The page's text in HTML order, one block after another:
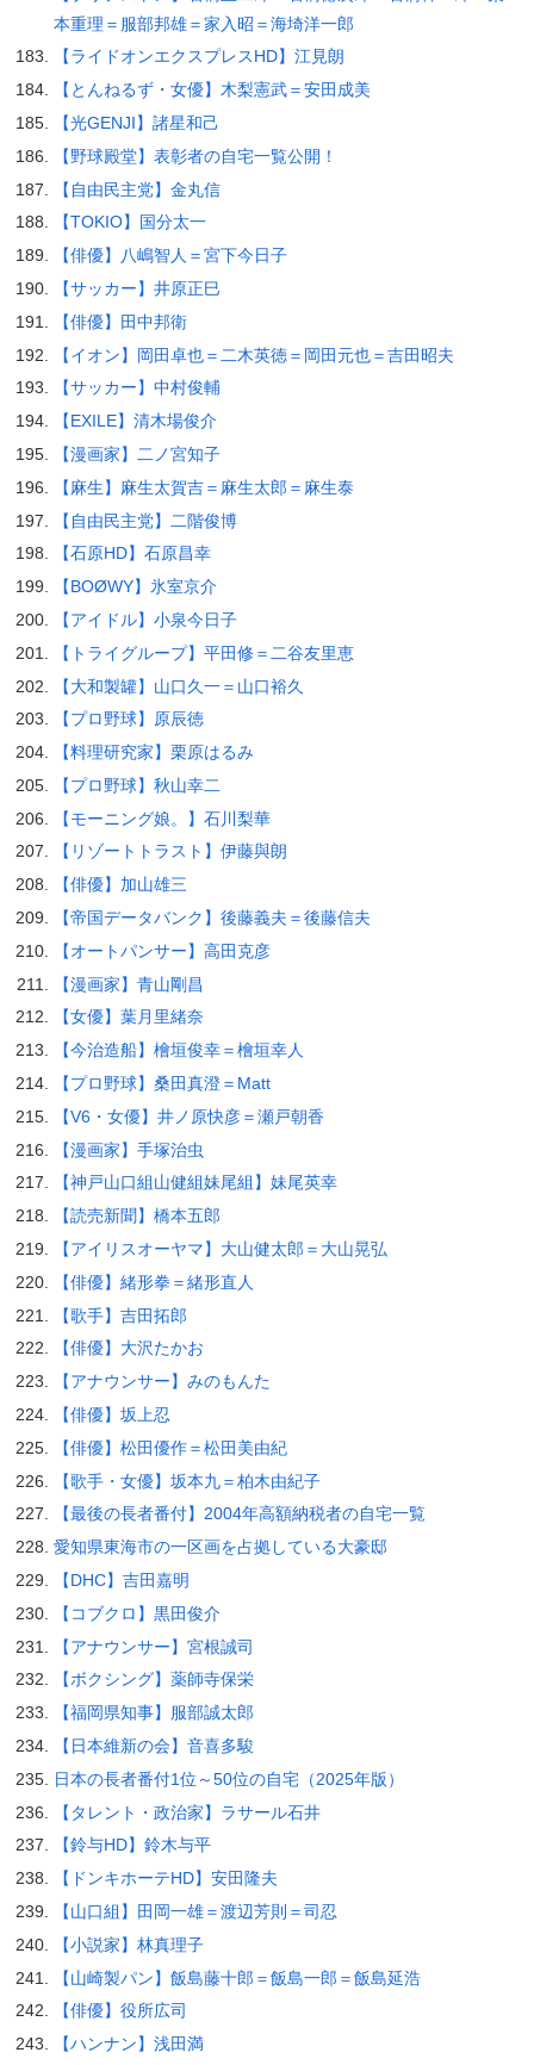
本重理＝服部邦雄＝家入昭＝海埼洋一郎
【ライドオンエクスプレスHD】江見朗
【とんねるず・女優】木梨憲武＝安田成美
【光GENJI】諸星和己
【野球殿堂】表彰者の自宅一覧公開！
【自由民主党】金丸信
【TOKIO】国分太一
【俳優】八嶋智人＝宮下今日子
【サッカー】井原正巳
【俳優】田中邦衛
【イオン】岡田卓也＝二木英徳＝岡田元也＝吉田昭夫
【サッカー】中村俊輔
【EXILE】清木場俊介
【漫画家】二ノ宮知子
【麻生】麻生太賀吉＝麻生太郎＝麻生泰
【自由民主党】二階俊博
【石原HD】石原昌幸
【BOØWY】氷室京介
【アイドル】小泉今日子
【トライグループ】平田修＝二谷友里恵
【大和製罐】山口久一＝山口裕久
【プロ野球】原辰徳
【料理研究家】栗原はるみ
【プロ野球】秋山幸二
【モーニング娘。】石川梨華
【リゾートトラスト】伊藤與朗
【俳優】加山雄三
【帝国データバンク】後藤義夫＝後藤信夫
【オートパンサー】高田克彦
【漫画家】青山剛昌
【女優】葉月里緒奈
【今治造船】檜垣俊幸＝檜垣幸人
【プロ野球】桑田真澄＝Matt
【V6・女優】井ノ原快彦＝瀬戸朝香
【漫画家】手塚治虫
【神戸山口組山健組妹尾組】妹尾英幸
【読売新聞】橋本五郎
【アイリスオーヤマ】大山健太郎＝大山晃弘
【俳優】緒形拳＝緒形直人
【歌手】吉田拓郎
【俳優】大沢たかお
【アナウンサー】みのもんた
【俳優】坂上忍
【俳優】松田優作＝松田美由紀
【歌手・女優】坂本九＝柏木由紀子
【最後の長者番付】2004年高額納税者の自宅一覧
愛知県東海市の一区画を占拠している大豪邸
【DHC】吉田嘉明
【コブクロ】黒田俊介
【アナウンサー】宮根誠司
【ボクシング】薬師寺保栄
【福岡県知事】服部誠太郎
【日本維新の会】音喜多駿
日本の長者番付1位～50位の自宅（2025年版）
【タレント・政治家】ラサール石井
【鈴与HD】鈴木与平
【ドンキホーテHD】安田隆夫
【山口組】田岡一雄＝渡辺芳則＝司忍
【小説家】林真理子
【山崎製パン】飯島藤十郎＝飯島一郎＝飯島延浩
【俳優】役所広司
【ハンナン】浅田満